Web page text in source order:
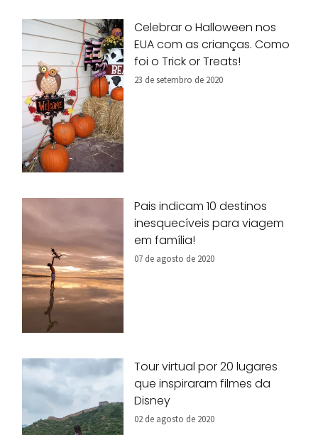
Celebrar o Halloween nos
EUA com as crianças. Como
foi o Trick or Treats!
23 de setembro de 2020
Pais indicam 10 destinos
inesquecíveis para viagem
em família!
07 de agosto de 2020
Tour virtual por 20 lugares
que inspiraram filmes da
Disney
02 de agosto de 2020